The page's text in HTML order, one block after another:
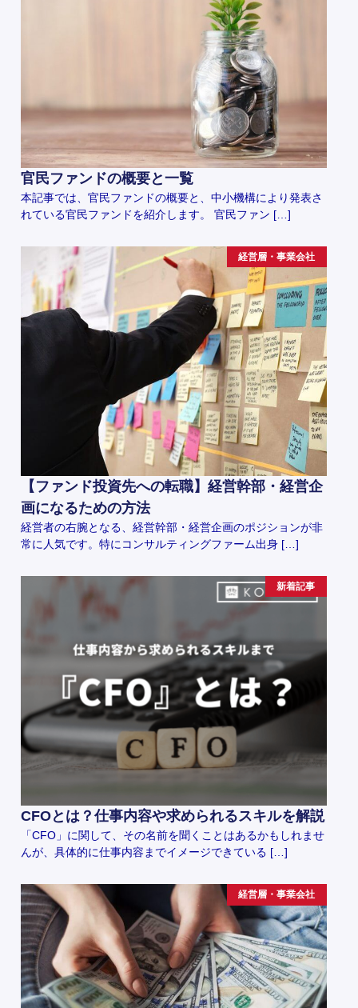
官民ファンドの概要と一覧
本記事では、官民ファンドの概要と、中小機構により発表さ
れている官民ファンドを紹介します。 官民ファン […]
経営層・事業会社
【ファンド投資先への転職】経営幹部・経営企
画になるための方法
経営者の右腕となる、経営幹部・経営企画のポジションが非
常に人気です。特にコンサルティングファーム出身 […]
新着記事
CFOとは？仕事内容や求められるスキルを解説
「CFO」に関して、その名前を聞くことはあるかもしれませ
んが、具体的に仕事内容までイメージできている […]
経営層・事業会社